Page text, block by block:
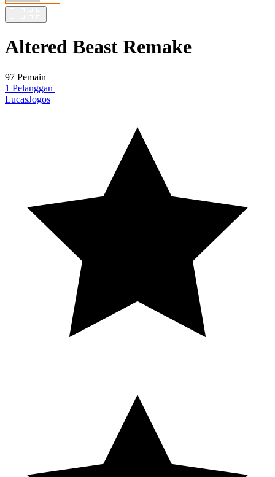
Altered Beast Remake
97 Pemain
1 Pelanggan
LucasJogos